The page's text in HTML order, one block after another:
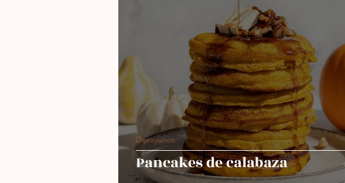
Pancakes de calabaza
Desayunos